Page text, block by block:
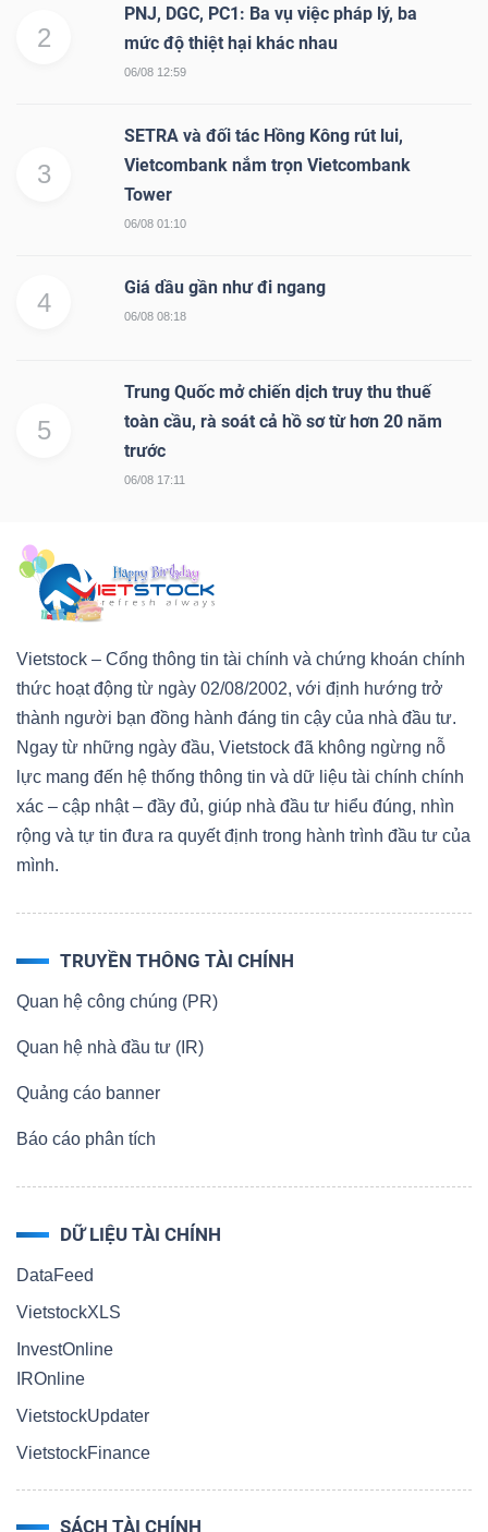
2
PNJ, DGC, PC1: Ba vụ việc pháp lý, ba
mức độ thiệt hại khác nhau
06/08 12:59
3
SETRA và đối tác Hồng Kông rút lui,
Vietcombank nắm trọn Vietcombank
Tower
06/08 01:10
4
Giá dầu gần như đi ngang
06/08 08:18
5
Trung Quốc mở chiến dịch truy thu thuế
toàn cầu, rà soát cả hồ sơ từ hơn 20 năm
trước
06/08 17:11
Vietstock – Cổng thông tin tài chính và chứng khoán chính
thức hoạt động từ ngày 02/08/2002, với định hướng trở
thành người bạn đồng hành đáng tin cậy của nhà đầu tư.
Ngay từ những ngày đầu, Vietstock đã không ngừng nỗ
lực mang đến hệ thống thông tin và dữ liệu tài chính chính
xác – cập nhật – đầy đủ, giúp nhà đầu tư hiểu đúng, nhìn
rộng và tự tin đưa ra quyết định trong hành trình đầu tư của
mình.
TRUYỀN THÔNG TÀI CHÍNH
Quan hệ công chúng (PR)
Quan hệ nhà đầu tư (IR)
Quảng cáo banner
Báo cáo phân tích
DỮ LIỆU TÀI CHÍNH
DataFeed
VietstockXLS
InvestOnline
IROnline
VietstockUpdater
VietstockFinance
SÁCH TÀI CHÍNH